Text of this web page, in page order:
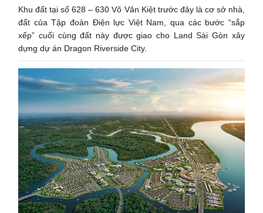
Khu đất tại số 628 – 630 Võ Văn Kiệt trước đây là cơ sở nhà,
đất của Tập đoàn Điện lực Việt Nam, qua các bước “sắp
xếp” cuối cùng đất này được giao cho Land Sài Gòn xây
dựng dự án Dragon Riverside City.